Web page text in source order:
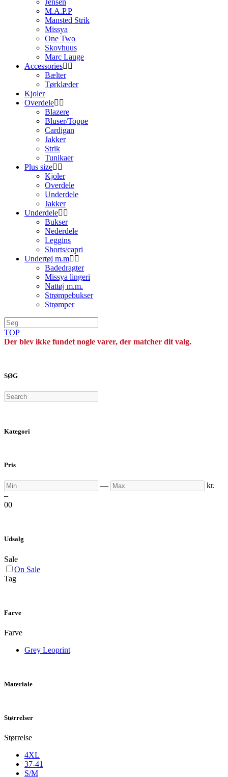
Jensen
M.A.P.P
Mansted Strik
Missya
One Two
Skovhuus
Marc Lauge
Accessories
Bælter
Tørklæder
Kjoler
Overdele
Blazere
Bluser/Toppe
Cardigan
Jakker
Strik
Tunikaer
Plus size
Kjoler
Overdele
Underdele
Jakker
Underdele
Bukser
Nederdele
Leggins
Shorts/capri
Undertøj m.m
Badedragter
Missya lingeri
Nattøj m.m.
Strømpebukser
Strømper
TOP
Der blev ikke fundet nogle varer, der matcher dit valg.
SØG
Search
Kategori
Pris
Min — Max
kr.
–
00
Udsalg
Sale
On Sale
Tag
Farve
Farve
Grey Leoprint
Materiale
Størrelser
Størrelse
4XL
37-41
S/M